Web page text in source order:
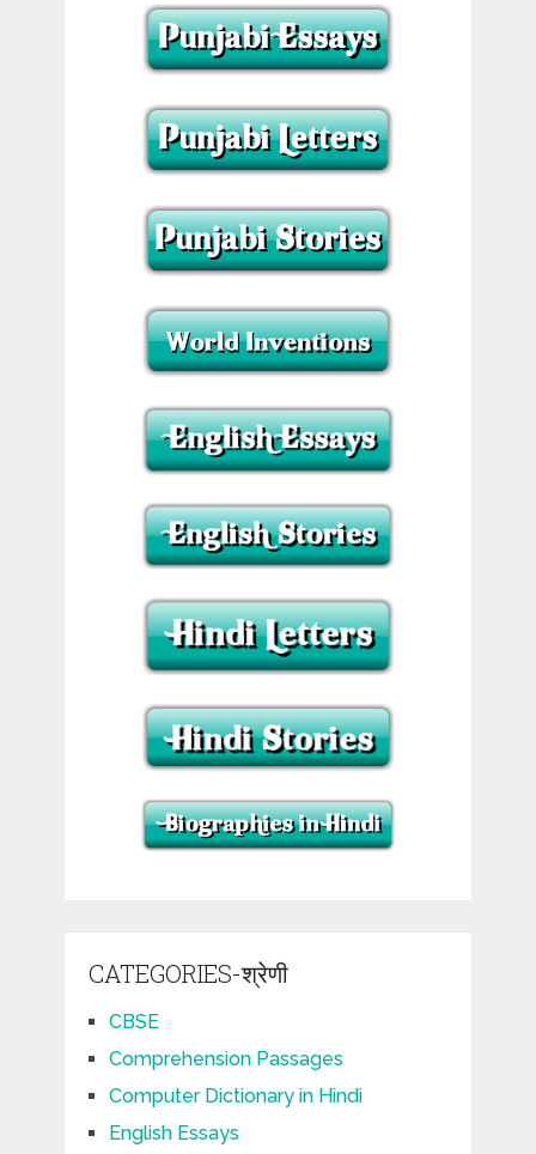
CATEGORIES-श्रेणी
CBSE
Comprehension Passages
Computer Dictionary in Hindi
English Essays